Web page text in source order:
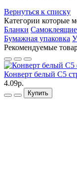
Вернуться к списку
Категории которые
Бланки
Бумажная упаковка
Рекомендуемые
Конверт белый С5
4.09р.
Купить